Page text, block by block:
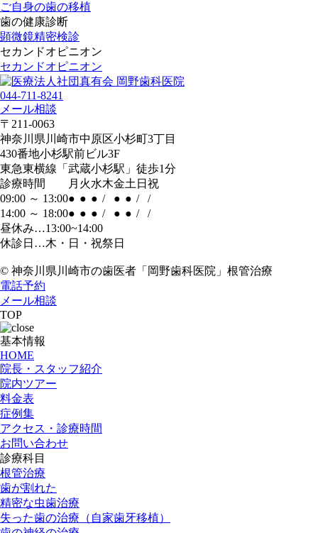
ご自身の歯の移植
歯の健康診断
顕微鏡精密検診
セカンドオピニオン
セカンドオピニオン
044-711-8241
メール相談
〒211-0063
神奈川県川崎市中原区小杉町3丁目
430番地小杉駅前ビル3F
東急東横線「武蔵小杉駅」徒歩1分
診療時間
月 火水木金土 日 祝
09:00 ～ 13:00● ● ● / ● ● /
/
14:00 ～ 18:00● ● ● / ● ● /
/
昼休み…13:00~14:00
休診日…木・日・祝祭日
© 神奈川県川崎市の歯医者「岡野歯科医院」根管治療
電話予約
メール相談
TOP
基本情報
HOME
院長・スタッフ紹介
院内ツアー
料金表
症例集
アクセス・診療時間
お問い合わせ
診療科目
根管治療
歯が割れた
精密な虫歯治療
失った歯の治療（自家歯牙移植）